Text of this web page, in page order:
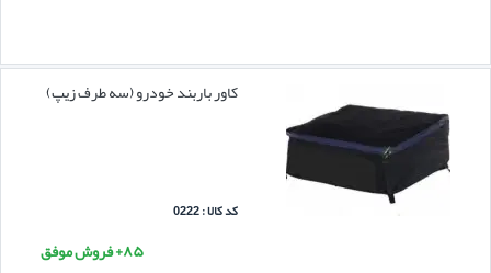
کاور باربند خودرو (سه طرف زیپ)
کد کالا : 0222
۸۵+ فروش موفق